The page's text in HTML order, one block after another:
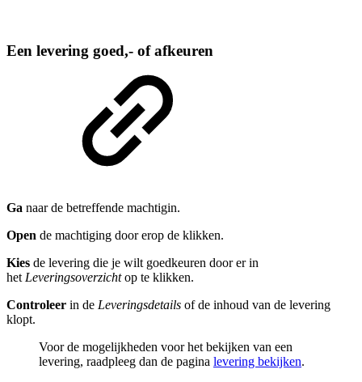
Een levering goed,- of afkeuren
Ga naar de betreffende machtigin.
Open de machtiging door erop de klikken.
Kies de levering die je wilt goedkeuren door er in
het Leveringsoverzichtop te klikken.
Controleer in de Leveringsdetails of de inhoud van de levering
klopt.
Voor de mogelijkheden voor het bekijken van een
levering, raadpleeg dan de pagina levering bekijken.